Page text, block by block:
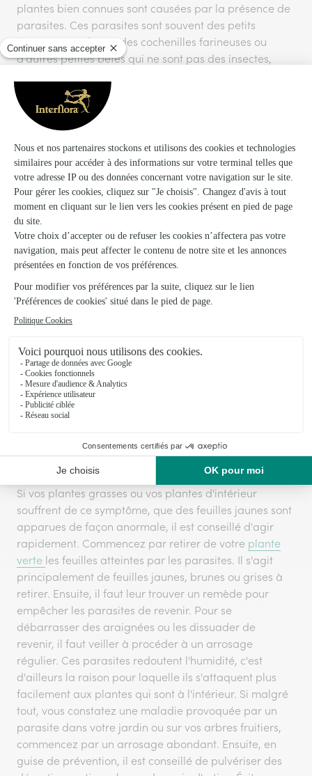
plantes bien connues sont causées par la présence de
parasites. Ces parasites sont souvent des petits
insectes, c'est le cas des cochenilles farineuses ou
d'autres petites bêtes qui ne sont pas des insectes,
peuvent se retrouver aussi bien dans les arbres, les
arbustes, que plantes grasses qui sont à l'intérieur.
Contrairement aux champignons, qui se développent
souvent à l'extérieur, on peut retrouver un
parasite de
plante verteà l'intérieur. Parmi ces parasites, on pense
aux cochenilles farineuses.
Comme leur nom l'indique, les cochenilles de ce type,
sont reconnaissables par la matière farineuse ou
cotonneuse qui les recouvre. Il existe une multitude de
variétés de cochenilles qui ont toute pour effet de
Celles-ci s'élargissent jusqu'à ce que la feuille soit
complètement morte. La maladie causée par les
cochenilles est semblable à celle causée par les
feuilles et sucent la sève, jusqu'à ce que les feuilles
dessèchent. Le dessèchement des feuilles est une
maladie provoquée également par les déjections de
miellat qui se posent sur la feuille et empêchent le
pourtant la photosynthèse qui garantit la croissance
de la plante.
Si vos plantes grasses ou vos plantes d'intérieur
souffrent de ce symptôme, que des feuilles jaunes sont
apparues de façon anormale, il est conseillé d'agir
rapidement. Commencez par retirer de votre plante
verte les feuilles atteintes par les parasites. Il s'agit
principalement de feuilles jaunes, brunes ou grises à
retirer. Ensuite, il faut leur trouver un remède pour
empêcher les parasites de revenir. Pour se
débarrasser des araignées ou les dissuader de
revenir, il faut veiller à procéder à un arrosage
régulier. Ces parasites redoutent l'humidité, c'est
d'ailleurs la raison pour laquelle ils s'attaquent plus
facilement aux plantes qui sont à l'intérieur. Si malgré
tout, vous constatez une maladie provoquée par un
parasite dans votre jardin ou sur vos arbres fruitiers,
commencez par un arrosage abondant. Ensuite, en
guise de prévention, il est conseillé de pulvériser des